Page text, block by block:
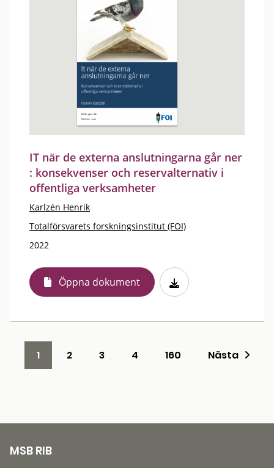
IT när de externa anslutningarna går ner
: konsekvenser och reservalternativ i
offentliga verksamheter
Karlzén Henrik
Totalförsvarets forskningsinstitut (FOI)
2022
Öppna dokument
1 2 3 4 160 Nästa
MSB RIB